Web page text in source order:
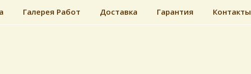
Галерея Работ Доставка Гарантия Контакты